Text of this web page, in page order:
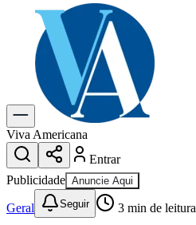
Explore Tudo
Últimas Notícias
Previsão do Tempo
Dia a Dia & Lazer
Gastronomia
Cinema & Shows
Para Sua Empresa
Anuncie no Portal
Cadastrar Empresa
Divulgar VagasNovo
Publicidade Legal
Viva Americana
Entrar
Publicidade Anuncie Aqui
Geral Seguir 3 min de leitura